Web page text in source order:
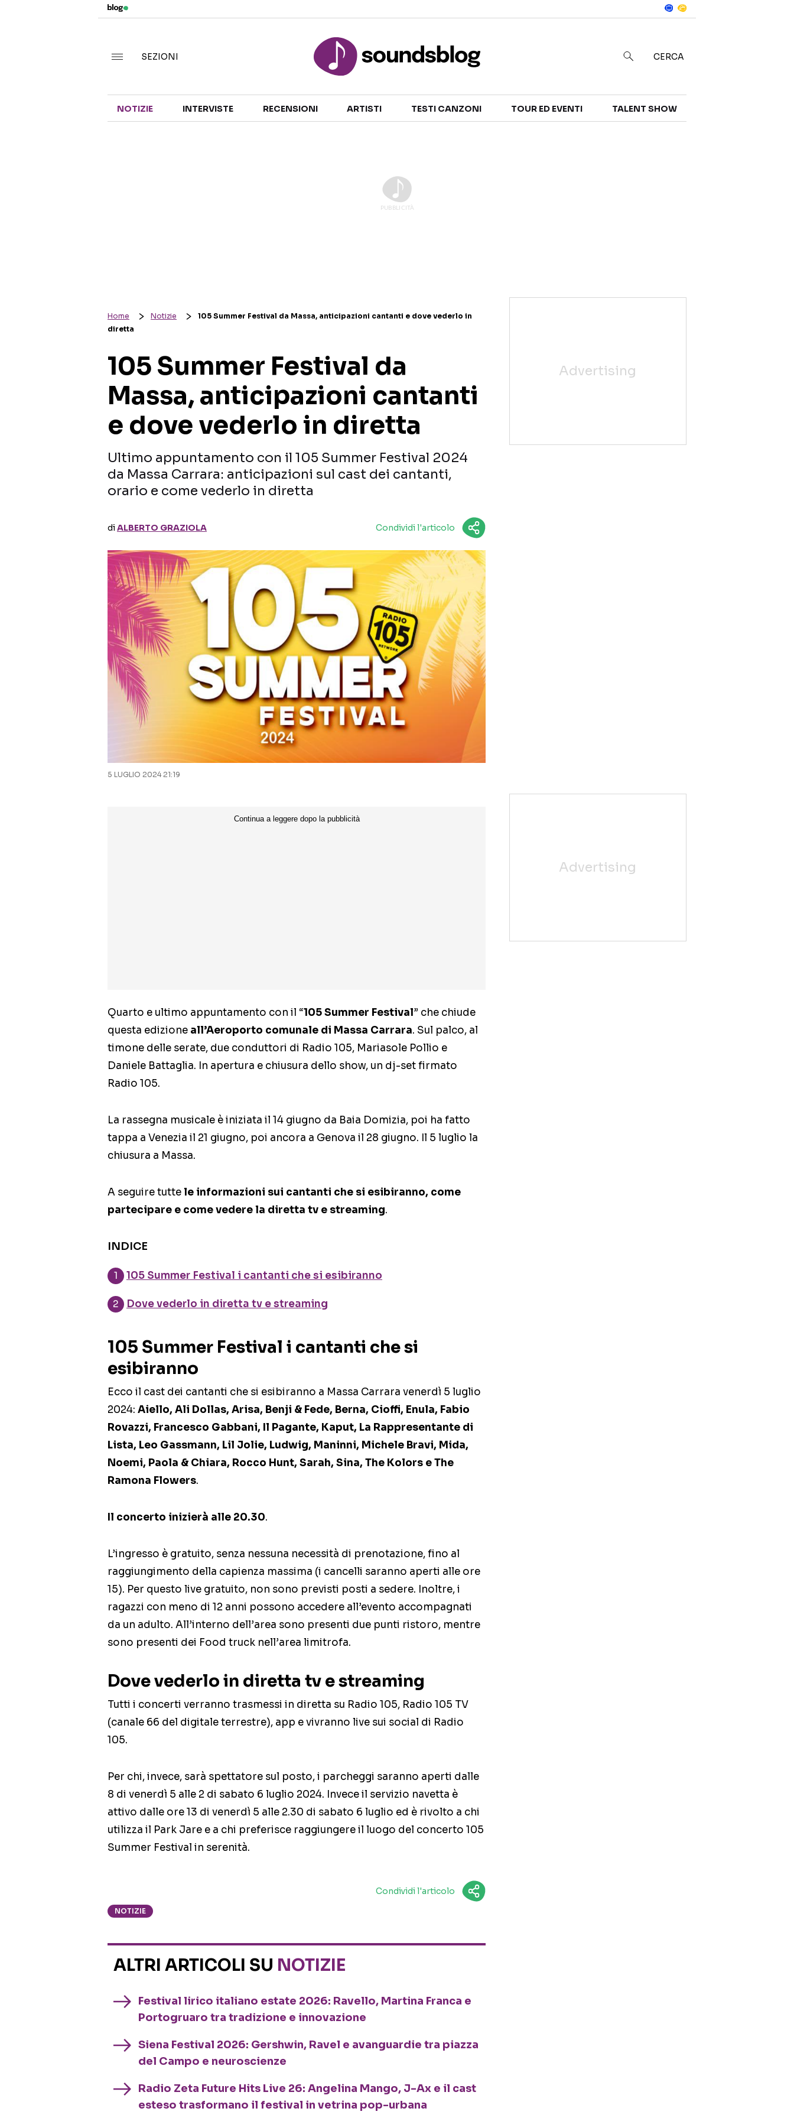
TALENT SHOW
SEZIONI CERCA
NOTIZIE INTERVISTE RECENSIONI ARTISTI TESTI CANZONI TOUR ED EVENTI TALENT SHOW
Home Notizie
105 Summer Festival da Massa, anticipazioni cantanti e dove vederlo in
diretta
105 Summer Festival da
Massa, anticipazioni cantanti
e dove vederlo in diretta
Ultimo appuntamento con il 105 Summer Festival 2024
da Massa Carrara: anticipazioni sul cast dei cantanti,
orario e come vederlo in diretta
diALBERTO GRAZIOLA Condividi l'articolo
5 LUGLIO 2024 21:19
Quarto e ultimo appuntamento con il “105 Summer Festival” che chiude
questa edizione all’Aeroporto comunale di Massa Carrara. Sul palco, al
timone delle serate, due conduttori di Radio 105, Mariasole Pollio e
Daniele Battaglia. In apertura e chiusura dello show, un dj-set firmato
Radio 105.
La rassegna musicale è iniziata il 14 giugno da Baia Domizia, poi ha fatto
tappa a Venezia il 21 giugno, poi ancora a Genova il 28 giugno. Il 5 luglio la
chiusura a Massa.
A seguire tuttele informazioni sui cantanti che si esibiranno, come
partecipare e come vedere la diretta tv e streaming.
INDICE
105 Summer Festival i cantanti che si esibiranno
Dove vederlo in diretta tv e streaming
105 Summer Festival i cantanti che si
esibiranno
Ecco il cast dei cantanti che si esibiranno a Massa Carrara venerdì 5 luglio
2024: Aiello, Ali Dollas, Arisa, Benji & Fede, Berna, Cioffi, Enula, Fabio
Rovazzi, Francesco Gabbani, Il Pagante, Kaput, La Rappresentante di
Lista, Leo Gassmann, Lil Jolie, Ludwig, Maninni, Michele Bravi, Mida,
Noemi, Paola & Chiara, Rocco Hunt, Sarah, Sina, The Kolors e The
Ramona Flowers.
Il concerto inizierà alle 20.30.
L’ingresso è gratuito, senza nessuna necessità di prenotazione, fino al
raggiungimento della capienza massima (i cancelli saranno aperti alle ore
15). Per questo live gratuito, non sono previsti posti a sedere. Inoltre, i
ragazzi con meno di 12 anni possono accedere all’evento accompagnati
da un adulto. All’interno dell’area sono presenti due punti ristoro, mentre
sono presenti dei Food truck nell’area limitrofa.
Dove vederlo in diretta tv e streaming
Tutti i concerti verranno trasmessi in diretta su Radio 105, Radio 105 TV
(canale 66 del digitale terrestre), app e vivranno live sui social di Radio
105.
Per chi, invece, sarà spettatore sul posto, i parcheggi saranno aperti dalle
8 di venerdì 5 alle 2 di sabato 6 luglio 2024. Invece il servizio navetta è
attivo dalle ore 13 di venerdì 5 alle 2.30 di sabato 6 luglio ed è rivolto a chi
utilizza il Park Jare e a chi preferisce raggiungere il luogo del concerto 105
Summer Festival in serenità.
Condividi l'articolo
NOTIZIE
ALTRI ARTICOLI SU NOTIZIE
Festival lirico italiano estate 2026: Ravello, Martina Franca e
Portogruaro tra tradizione e innovazione
Siena Festival 2026: Gershwin, Ravel e avanguardie tra piazza
del Campo e neuroscienze
Radio Zeta Future Hits Live 26: Angelina Mango, J-Ax e il cast
esteso trasformano il festival in vetrina pop-urbana